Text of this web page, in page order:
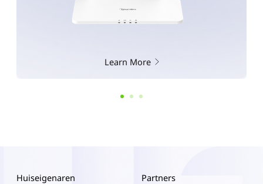
Learn More
Huiseigenaren
Partners